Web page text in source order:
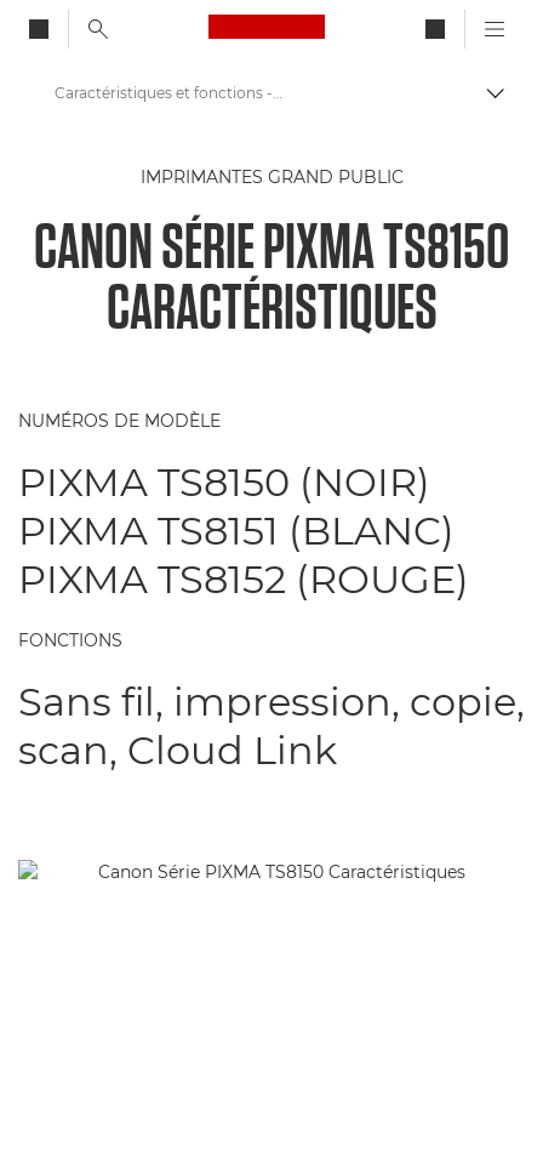
Canon Logo, back to
Imprimantes Canon
Série Canon PIXMA TS8150 - Imprimantes
Caractéristiques et fonctions - Série Canon PIXMA TS8150
IMPRIMANTES GRAND PUBLIC
CANON SÉRIE PIXMA TS8150
CARACTÉRISTIQUES
NUMÉROS DE MODÈLE
PIXMA TS8150 (NOIR)
PIXMA TS8151 (BLANC)
PIXMA TS8152 (ROUGE)
FONCTIONS
Sans fil, impression, copie,
scan, Cloud Link